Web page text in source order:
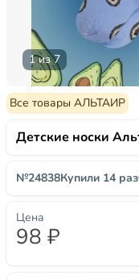
1 из 7
Все товары АЛЬТАИР
Детские носки
№24838Купили 14 раз
Цена
98 ₽